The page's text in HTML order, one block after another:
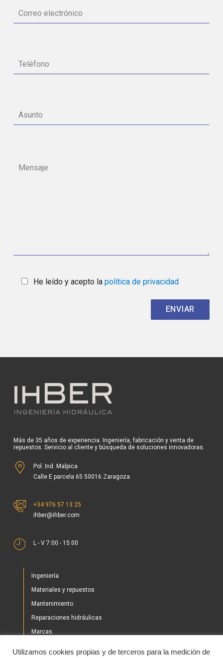
He leído y acepto la política de privacidad
Más de 35 años de experiencia. Ingeniería, fabricación y venta de
repuestos. Servicio al cliente y búsqueda de soluciones innovadoras.
Pol. Ind. Malpica
Calle E parcela 65 50016 Zaragoza
+34 976 57 13 25
ihber@ihber.com
L - V 7:00 - 15:00
Ingeniería
Materiales y repuestos
Mantenimiento
Reparaciones hidráulicas
Marcas
Utilizamos cookies propias y de terceros para la medición de